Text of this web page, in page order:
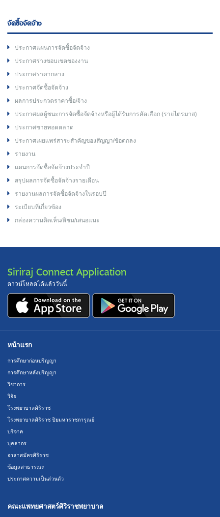
จัดซื้อจัดจ้าง
ประกาศแผนการจัดซื้อจัดจ้าง
ประกาศร่างขอบเขตของงาน
ประกาศราคากลาง
ประกาศจัดซื้อจัดจ้าง
ผลการประกวดราคาซื้อ/จ้าง
ประกาศผลผู้ชนะการจัดซื้อจัดจ้างหรือผู้ได้รับการคัดเลือก (รายไตรมาส)
ประกาศขายทอดตลาด
ประกาศเผยแพร่สาระสำคัญของสัญญา/ข้อตกลง
รายงาน
แผนการจัดซื้อจัดจ้างประจำปี
สรุปผลการจัดซื้อจัดจ้างรายเดือน
รายงานผลการจัดซื้อจัดจ้างในรอบปี
ระเบียบที่เกี่ยวข้อง
กล่องความคิดเห็น/ติชม/เสนอแนะ
Siriraj Connect Application
ดาวน์โหลดได้แล้ววันนี้
หน้าแรก
การศึกษาก่อนปริญญา
การศึกษาหลังปริญญา
วิชาการ
วิจัย
โรงพยาบาลศิริราช
โรงพยาบาลศิริราช ปิยมหาราชการุณย์
บริจาค
บุคลากร
อาสาสมัครศิริราช
ข้อมูลสาธารณะ
ประกาศความเป็นส่วนตัว
คณะแพทยศาสตร์ศิริราชพยาบาล